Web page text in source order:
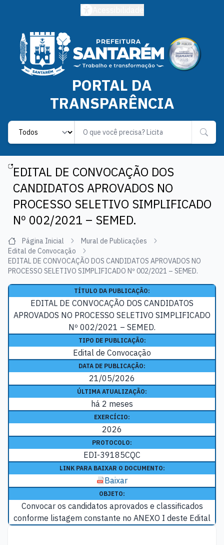
PORTAL DA
TRANSPARÊNCIA
Label
EDITAL DE CONVOCAÇÃO DOS
CANDIDATOS APROVADOS NO
PROCESSO SELETIVO SIMPLIFICADO
Nº 002/2021 – SEMED.
Página Inicial
Mural de Publicações
Edital de Convocação
EDITAL DE CONVOCAÇÃO DOS CANDIDATOS APROVADOS NO
PROCESSO SELETIVO SIMPLIFICADO Nº 002/2021 – SEMED.
TÍTULO DA PUBLICAÇÃO:
EDITAL DE CONVOCAÇÃO DOS CANDIDATOS
APROVADOS NO PROCESSO SELETIVO SIMPLIFICADO
Nº 002/2021 – SEMED.
TIPO DE PUBLICAÇÃO:
Edital de Convocação
DATA DE PUBLICAÇÃO:
21/05/2026
ÚLTIMA ATUALIZAÇÃO:
há 2 meses
EXERCÍCIO:
2026
PROTOCOLO:
EDI-39185CQC
LINK PARA BAIXAR O DOCUMENTO:
Baixar
OBJETO:
Convocar os candidatos aprovados e classificados
conforme listagem constante no ANEXO I deste Edital